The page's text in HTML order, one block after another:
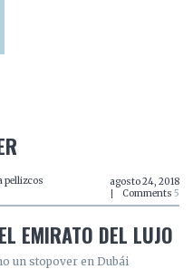
pellizcos
agosto 24, 2018
Comments 5
EMIRATO DEL LUJO
un stopover en Dubái